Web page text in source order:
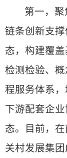
第一，
链条创新支撑
态，构建覆盖
检测检验、
程服务体系
下游配套企
态。目前，
关村发展集